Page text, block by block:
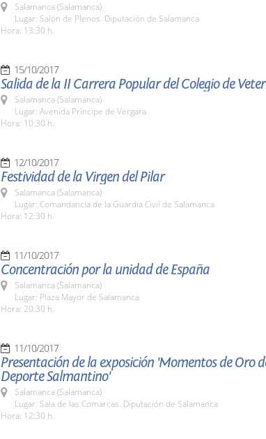
Salamanca (Salamanca)
Lugar: Salón de Plenos. Diputación de Salamanca
Hora: 13:30 h.
15/10/2017
Salida de la II Carrera Popular del Colegio de
Salamanca (Salamanca)
Lugar: Avenida Príncipe de Vergara
Hora: 10:30 h.
12/10/2017
Festividad de la Virgen del Pilar
Salamanca (Salamanca)
Lugar: Comandancia de la Guardia Civil de Salamanca
Hora: 12:30 h.
11/10/2017
Concentración por la unidad de España
Salamanca (Salamanca)
Lugar: Plaza Mayor de Salamanca
Hora: 20:30 h.
11/10/2017
Presentación de la exposición 'Momentos de Oro
Deporte Salmantino'
Salamanca (Salamanca)
Lugar: Sala de las Comarcas. Diputación de Salamanca
Hora: 12:30 h.